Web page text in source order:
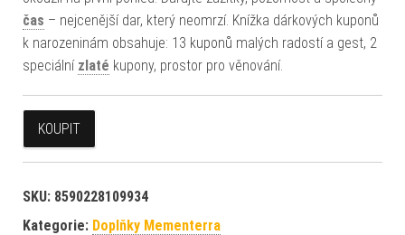
čas – nejcenější dar, který neomrzí. Knížka dárkových kuponů
k narozeninám obsahuje: 13 kuponů malých radostí a gest, 2
speciální zlaté kupony, prostor pro věnování.
KOUPIT
SKU: 8590228109934
Kategorie: Doplňky Mementerra